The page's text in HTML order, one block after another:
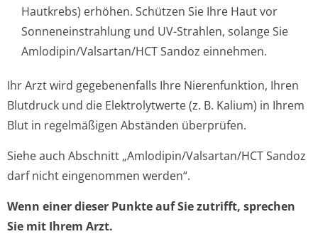
Hautkrebs) erhöhen. Schützen Sie Ihre Haut vor
Sonneneinstrahlung und UV-Strahlen, solange Sie
Amlodipin/Val­sartan/HCT Sandoz einnehmen.
Ihr Arzt wird gegebenenfalls Ihre Nierenfunktion, Ihren
Blutdruck und die Elektrolytwerte (z. B. Kalium) in Ihrem
Blut in regelmäßigen Abständen überprüfen.
Siehe auch Abschnitt „Amlodipin/Val­sartan/HCT Sandoz
darf nicht eingenommen werden“.
Wenn einer dieser Punkte auf Sie zutrifft, sprechen
Sie mit Ihrem Arzt.